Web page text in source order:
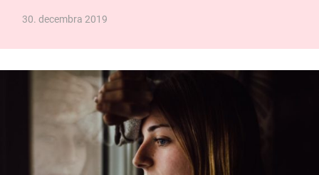
30. decembra 2019